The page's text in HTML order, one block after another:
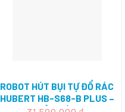
ROBOT HÚT BỤI TỰ ĐỔ RÁC
HUBERT HB-S68-B PLUS –